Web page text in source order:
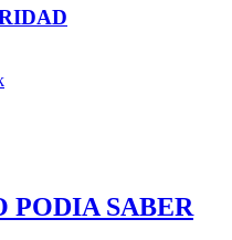
PODIA SABER